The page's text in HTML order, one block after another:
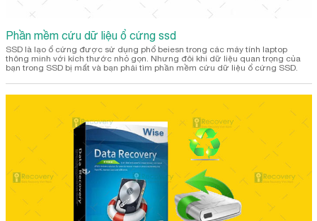
Phần mềm cứu dữ liệu ổ cứng ssd
SSD là lạo ổ cứng được sử dụng phổ beiesn trong các máy tính laptop
thông minh với kích thước nhỏ gọn. Nhưng đôi khi dữ liệu quan trọng của
bạn trong SSD bị mất và bạn phải tìm phần mềm cứu dữ liệu ổ cứng SSD.